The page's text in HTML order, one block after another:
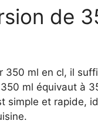
de
350 ml en cl, il
ml équivaut à
simple et rapide,